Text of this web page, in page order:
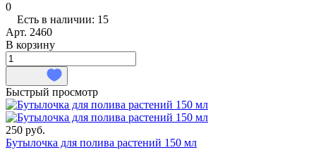
0
Есть в наличии: 15
Арт. 2460
В корзину
Быстрый просмотр
250 руб.
Бутылочка для полива растений 150 мл